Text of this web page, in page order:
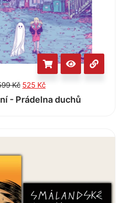
Kč 525 Kč
- Prádelna duchů